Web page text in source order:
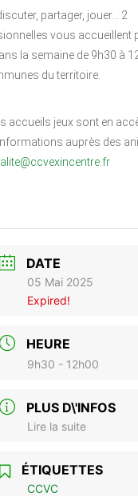
partager, jouer… 2
vous accueillent
la semaine de 9h30 à
du territoire.
accueils jeux sont en
auprès des
DATE
05 Mai 2025
Expired!
HEURE
9h30 - 12h00
PLUS D\'INFOS
Lire la suite
ÉTIQUETTES
CCVC